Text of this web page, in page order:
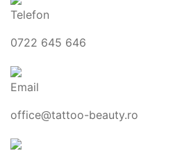
Telefon
0722 645 646
Email
office@tattoo-beauty.ro